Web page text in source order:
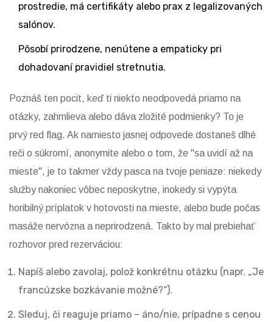
prostredie, má certifikáty alebo prax z legalizovaných
salónov.
Pôsobí prirodzene, nenútene a empaticky pri
dohadovaní pravidiel stretnutia.
Poznáš ten pocit, keď ti niekto neodpovedá priamo na
otázky, zahmlieva alebo dáva zložité podmienky? To je
prvý red flag. Ak namiesto jasnej odpovede dostaneš dlhé
reči o súkromí, anonymite alebo o tom, že "sa uvidí až na
mieste", je to takmer vždy pasca na tvoje peniaze: niekedy
služby nakoniec vôbec neposkytne, inokedy si vypýta
horibilný príplatok v hotovosti na mieste, alebo bude počas
masáže nervózna a neprirodzená. Takto by mal prebiehať
rozhovor pred rezerváciou:
Napíš alebo zavolaj, polož konkrétnu otázku (napr. „Je
francúzske bozkávanie možné?“).
Sleduj, či reaguje priamo – áno/nie, prípadne s cenou